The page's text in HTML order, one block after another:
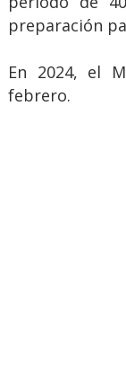
preparación
En 2024, el
febrero.